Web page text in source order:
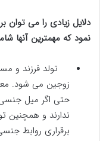
دلایل زیادی را می
نمود که مهمترین آنها
تولد فرزند و
زوجین می شود.
حتی اگر میل
ندارند و همچنین
برقراری روابط